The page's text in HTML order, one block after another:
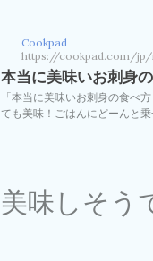
Cookpad
https://cookpad.com/
%81%91
本当に美味いお刺身
「本当に美味いお刺身の食べ
ても美味！ごはんにどーんと
美味しそう